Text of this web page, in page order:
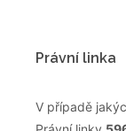
Právní linka
V případě